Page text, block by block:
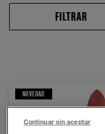
FILTRAR
NOVEDAD
Continuar sin aceptar